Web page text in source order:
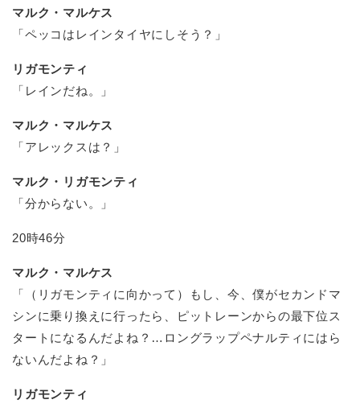
マルク・マルケス
「ペッコはレインタイヤにしそう？」
リガモンティ
「レインだね。」
マルク・マルケス
「アレックスは？」
マルク・リガモンティ
「分からない。」
20時46分
マルク・マルケス
「（リガモンティに向かって）もし、今、僕がセカンドマ
シンに乗り換えに行ったら、ピットレーンからの最下位ス
タートになるんだよね？…ロングラップペナルティにはら
ないんだよね？」
リガモンティ